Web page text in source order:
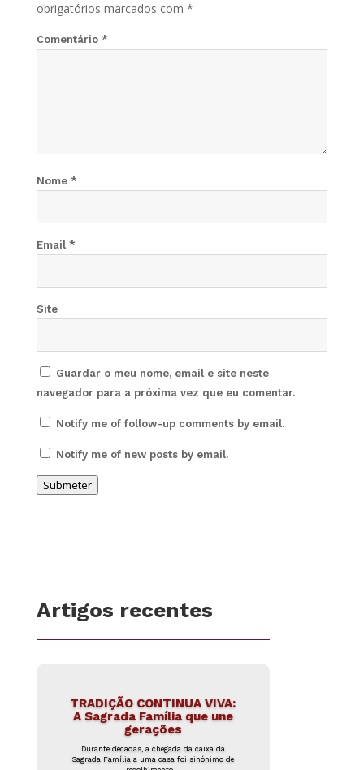
obrigatórios marcados com *
Comentário *
Nome *
Email *
Site
Guardar o meu nome, email e site neste
navegador para a próxima vez que eu comentar.
Notify me of follow-up comments by email.
Notify me of new posts by email.
Submeter
Artigos recentes
TRADIÇÃO CONTINUA VIVA:
A Sagrada Família que une
gerações
Durante décadas, a chegada da caixa da
Sagrada Família a uma casa foi sinónimo de